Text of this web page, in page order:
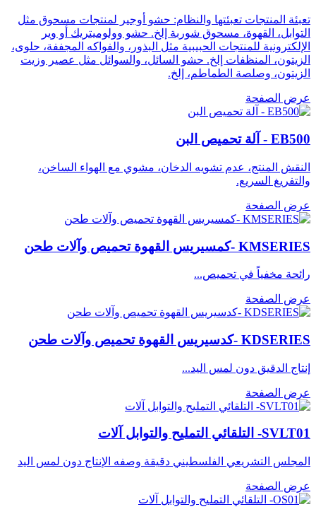
تعبئة المنتجات تعبئتها والنظام: حشو أوجير لمنتجات مسحوق مثل
التوابل، القهوة، مسحوق شوربة إلخ. حشو وولوميتريك أو وير
الإلكترونية للمنتجات الحبيبية مثل البذور، والفواكه المجففة، حلوى،
الزيتون، المنظفات إلخ. حشو السائل، والسوائل مثل عصير وزيت
الزيتون، وصلصة الطماطم، إلخ.
عرض الصفحة
EB500 - آلة تحميص البن
النقش المنتج، عدم تشويه الدخان، مشوي مع الهواء الساخن،
والتفريغ السريع.
عرض الصفحة
KMSERIES -كمسيريس القهوة تحميص وآلات طحن
رائحة مخفياً في تحميص...
عرض الصفحة
KDSERIES -كدسيريس القهوة تحميص وآلات طحن
إنتاج الدقيق دون لمس اليد...
عرض الصفحة
SVLT01- التلقائي التمليح والتوابل آلات
المجلس التشريعي الفلسطيني دقيقة وصفه الإنتاج دون لمس اليد
عرض الصفحة